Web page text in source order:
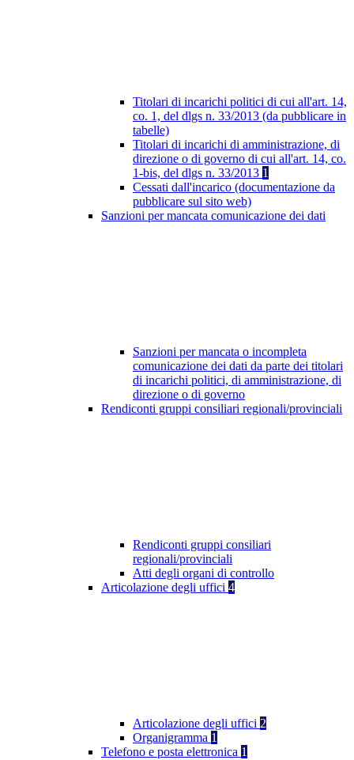
Titolari di incarichi politici di cui all'art. 14,
co. 1, del dlgs n. 33/2013 (da pubblicare in
tabelle)
Titolari di incarichi di amministrazione, di
direzione o di governo di cui all'art. 14, co.
1-bis, del dlgs n. 33/2013 1
Cessati dall'incarico (documentazione da
pubblicare sul sito web)
Sanzioni per mancata comunicazione dei dati
Sanzioni per mancata o incompleta
comunicazione dei dati da parte dei titolari
di incarichi politici, di amministrazione, di
direzione o di governo
Rendiconti gruppi consiliari regionali/provinciali
Rendiconti gruppi consiliari
regionali/provinciali
Atti degli organi di controllo
Articolazione degli uffici 4
Articolazione degli uffici 2
Organigramma 1
Telefono e posta elettronica 1